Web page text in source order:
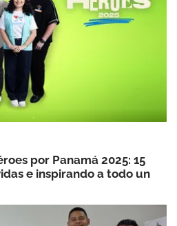
por Panamá 2025: 15
e inspirando a todo un